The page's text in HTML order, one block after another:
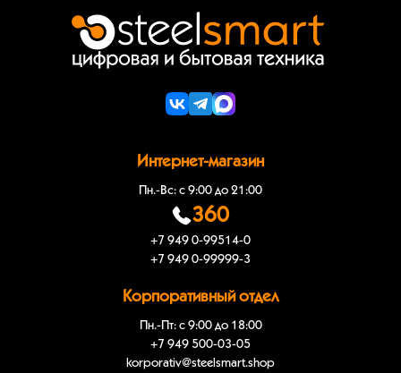
Интернет-магазин
Пн.-Вс: с 9:00 до 21:00
360
+7 949 0-99514-0
+7 949 0-99999-3
Корпоративный отдел
Пн.-Пт: с 9:00 до 18:00
+7 949 500-03-05
korporativ@steelsmart.shop